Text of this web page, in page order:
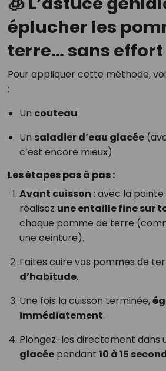
éplucher les
terre… sans effort
Pour appliquer cette méthode,
:
Un couteau
Un saladier d’eau glacée
c’est encore mieux)
Les étapes pas à pas :
Avant cuisson : avec la pointe
réalisez une entaille fine sur
chaque pomme de terre
une ceinture).
Faites cuire vos pommes de
d’habitude.
Une fois la cuisson terminée,
immédiatement.
Plongez-les directement dans
glacéependant 10 à 15